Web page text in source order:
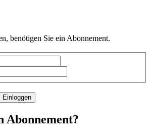
benötigen Sie ein Abonnement.
Einloggen
Abonnement?